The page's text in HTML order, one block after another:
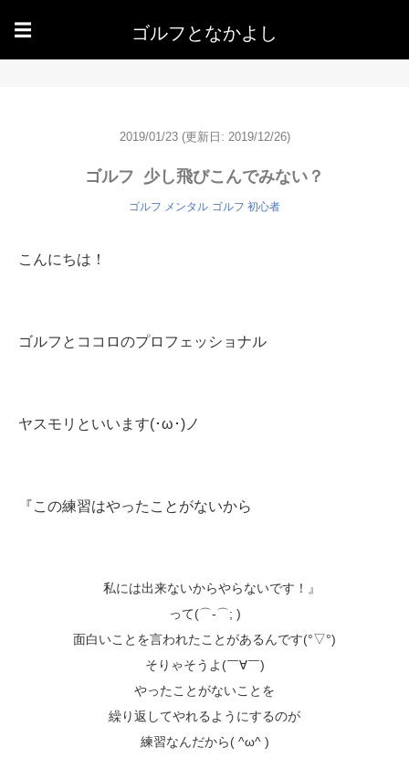
☰ ゴルフとなかよし
2019/01/23 (更新日: 2019/12/26)
ゴルフ 少し飛びこんでみない？
ゴルフ メンタル ゴルフ 初心者
こんにちは！
ゴルフとココロのプロフェッショナル
ヤスモリといいます(･ω･)ノ
『この練習はやったことがないから
私には出来ないからやらないです！』
って(⌒-⌒; )
面白いことを言われたことがあるんです(°▽°)
そりゃそうよ(￣∀￣)
やったことがないことを
繰り返してやれるようにするのが
練習なんだから( ^ω^ )